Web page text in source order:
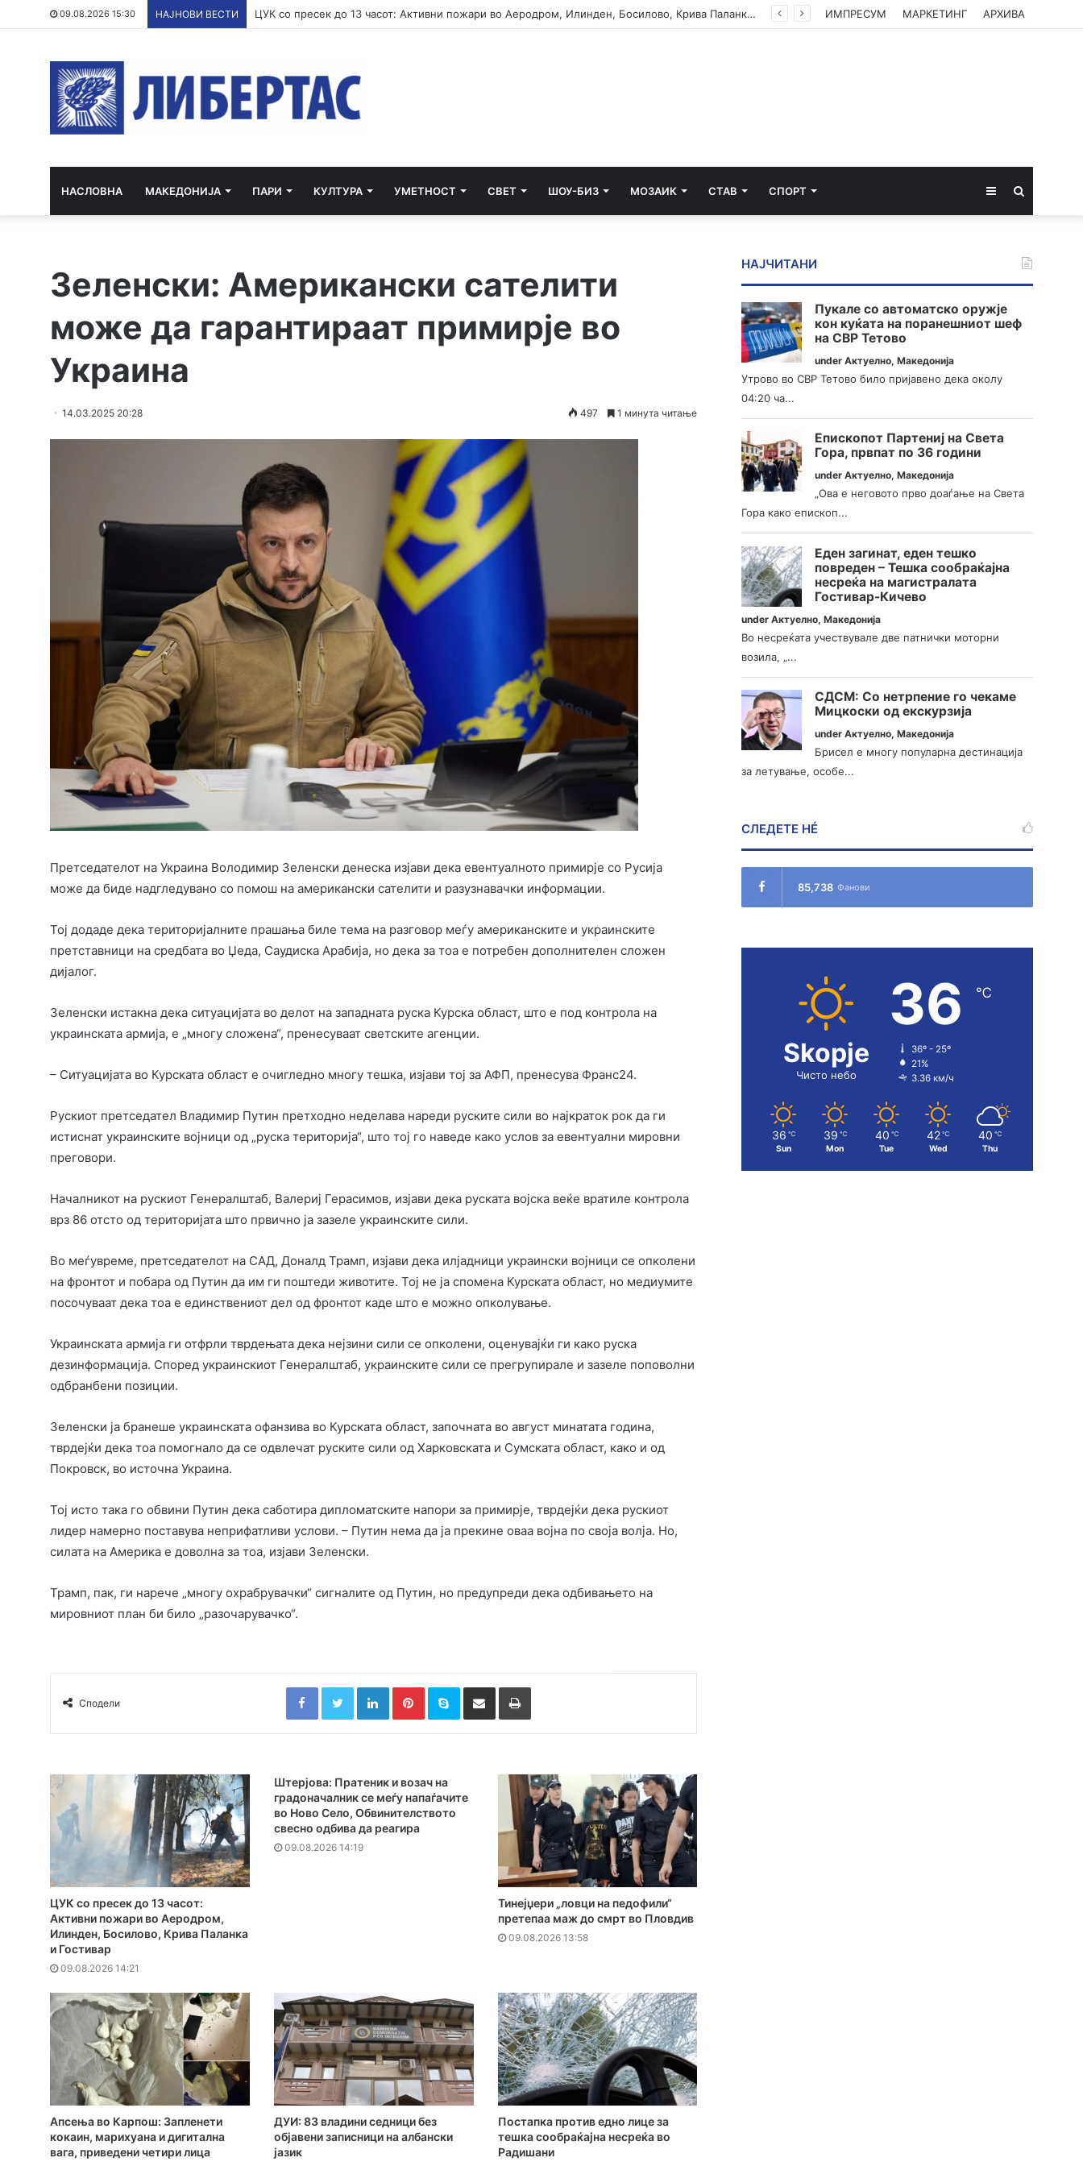
09.08.2026 15:30 НАЈНОВИ ВЕСТИ ЦУК со пресек до 13 часот: Активни пожари во Аеродром, Илинден, Босилово, Крива Паланка и Гостивар ИМПРЕСУМ МАРКЕТИНГ АРХИВА
НАСЛОВНА МАКЕДОНИЈА ПАРИ КУЛТУРА УМЕТНОСТ СВЕТ ШОУ-БИЗ МОЗАИК СТАВ СПОРТ Sidebar
Зеленски: Американски сателити
може да гарантираат примирје во
Украина
14.03.2025 20:28 497 1 минута читање
Претседателот на Украина Володимир Зеленски денеска изјави дека евентуалното примирје со Русија
може да биде надгледувано со помош на американски сателити и разузнавачки информации.
Тој додаде дека територијалните прашања биле тема на разговор меѓу американските и украинските
претставници на средбата во Џеда, Саудиска Арабија, но дека за тоа е потребен дополнителен сложен
дијалог.
Зеленски истакна дека ситуацијата во делот на западната руска Курска област, што е под контрола на
украинската армија, е „многу сложена“, пренесуваат светските агенции.
– Ситуацијата во Курската област е очигледно многу тешка, изјави тој за АФП, пренесува Франс24.
Рускиот претседател Владимир Путин претходно неделава нареди руските сили во најкраток рок да ги
истиснат украинските војници од „руска територија“, што тој го наведе како услов за евентуални мировни
преговори.
Началникот на рускиот Генералштаб, Валериј Герасимов, изјави дека руската војска веќе вратиле контрола
врз 86 отсто од територијата што првично ја зазеле украинските сили.
Во меѓувреме, претседателот на САД, Доналд Трамп, изјави дека илјадници украински војници се опколени
на фронтот и побара од Путин да им ги поштеди животите. Тој не ја спомена Курската област, но медиумите
посочуваат дека тоа е единствениот дел од фронтот каде што е можно опколување.
Украинската армија ги отфрли тврдењата дека нејзини сили се опколени, оценувајќи ги како руска
дезинформација. Според украинскиот Генералштаб, украинските сили се прегрупирале и зазеле поповолни
одбранбени позиции.
Зеленски ја бранеше украинската офанзива во Курската област, започната во август минатата година,
тврдејќи дека тоа помогнало да се одвлечат руските сили од Харковската и Сумската област, како и од
Покровск, во источна Украина.
Тој исто така го обвини Путин дека саботира дипломатските напори за примирје, тврдејќи дека рускиот
лидер намерно поставува неприфатливи услови. – Путин нема да ја прекине оваа војна по своја волја. Но,
силата на Америка е доволна за тоа, изјави Зеленски.
Трамп, пак, ги нарече „многу охрабрувачки“ сигналите од Путин, но предупреди дека одбивањето на
мировниот план би било „разочарувачко“.
Сподели
FacebookTwitterLinkedInPinterestSkype Сподели преку Е-маил Испринтај
ЦУК со пресек до 13 часот:
Активни пожари во Аеродром,
Илинден, Босилово, Крива Паланка
и Гостивар
09.08.2026 14:21
Штерјова: Пратеник и возач на
градоначалник се меѓу напаѓачите
во Ново Село, Обвинителството
свесно одбива да реагира
09.08.2026 14:19
Тинејџери „ловци на педофили“
претепаа маж до смрт во Пловдив
09.08.2026 13:58
Апсења во Карпош: Запленети
кокаин, марихуана и дигитална
вага, приведени четири лица
ДУИ: 83 владини седници без
објавени записници на албански
јазик
Постапка против едно лице за
тешка сообраќајна несреќа во
Радишани
НАЈЧИТАНИ
Пукале со автоматско оружје
кон куќата на поранешниот шеф
на СВР Тетово
underАктуелно,Македонија
Утрово во СВР Тетово било пријавено дека околу
04:20 ча...
Епископот Партениј на Света
Гора, првпат по 36 години
underАктуелно,Македонија
„Ова е неговото прво доаѓање на Света
Гора како епископ...
Еден загинат, еден тешко
повреден – Тешка сообраќајна
несреќа на магистралата
Гостивар-Кичево
underАктуелно,Македонија
Во несреќата учествувале две патнички моторни
возила, „...
СДСМ: Со нетрпение го чекаме
Мицкоски од екскурзија
underАктуелно,Македонија
Брисел е многу популарна дестинација
за летување, особе...
СЛЕДЕТЕ НÉ
85,738 Фанови
Skopje
Чисто небо
36 ℃
36º - 25º
21%
3.36 км/ч
36 ℃
Sun
39 ℃
Mon
40 ℃
Tue
42 ℃
Wed
40 ℃
Thu